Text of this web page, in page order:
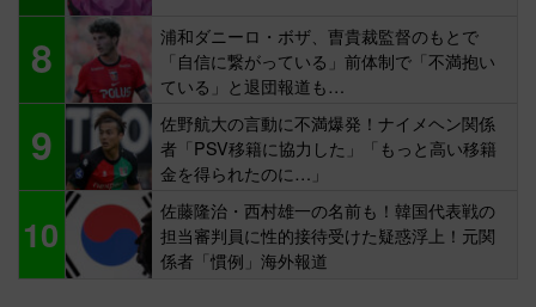
8
浦和ダニーロ・ボザ、曺貴裁監督のもとで
「自信に繋がっている」前体制で「不満抱い
ている」と退団報道も…
9
佐野航大の言動に不満爆発！ナイメヘン関係
者「PSV移籍に協力した」「もっと高い移籍
金を得られたのに…」
10
佐藤隆治・西村雄一の名前も！韓国代表戦の
担当審判員に性的接待受けた疑惑浮上！元関
係者「慣例」海外報道